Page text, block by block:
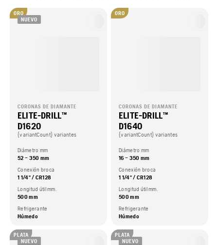
ORO
NUEVO
CORONAS DE DIAMANTE
ELITE-DRILL™
D1620
{variantCount} variantes
Diámetro mm
52 – 350 mm
Conexión broca
1 1/4" / CR128
Longitud útil mm.
500 mm
Refrigerante
Húmedo
ORO
CORONAS DE DIAMANTE
ELITE-DRILL™
D1640
{variantCount} variantes
Diámetro mm
16 – 350 mm
Conexión broca
1 1/4" / CR128
Longitud útil mm.
500 mm
Refrigerante
Húmedo
PLATA
NUEVO
PLATA
NUEVO